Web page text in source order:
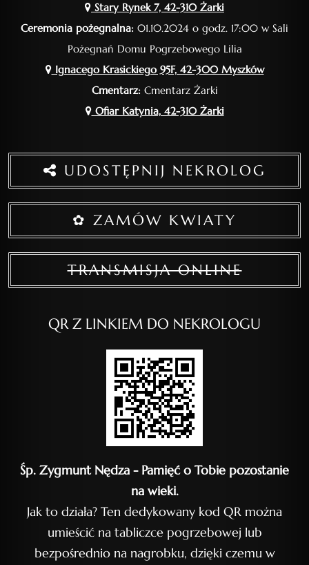
Stary Rynek 7, 42-310 Żarki
Ceremonia pożegnalna: 01.10.2024 o godz. 17:00 w Sali
Pożegnań Domu Pogrzebowego Lilia
Ignacego Krasickiego 95F, 42-300 Myszków
Cmentarz:Cmentarz Żarki
Ofiar Katynia, 42-310 Żarki
UDOSTĘPNIJ NEKROLOG
✿ ZAMÓW KWIATY
TRANSMISJA ONLINE
QR Z LINKIEM DO NEKROLOGU
Śp. Zygmunt Nędza - Pamięć o Tobie pozostanie
na wieki.
Jak to działa? Ten dedykowany kod QR można
umieścić na tabliczce pogrzebowej lub
bezpośrednio na nagrobku, dzięki czemu w